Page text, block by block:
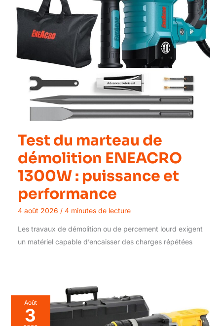
Test du marteau de
démolition ENEACRO
1300W : puissance et
performance
4 août 2026 / 4 minutes de lecture
Les travaux de démolition ou de percement lourd exigent
un matériel capable d’encaisser des charges répétées
Août
3